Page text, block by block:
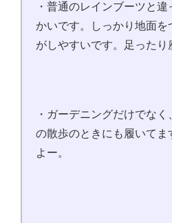
・普通のレインブーツと
かいです。しっかり地面を
がしやすいです。足ったり
・ガーデニングだけでな
の散歩のときにも履いてま
よー。